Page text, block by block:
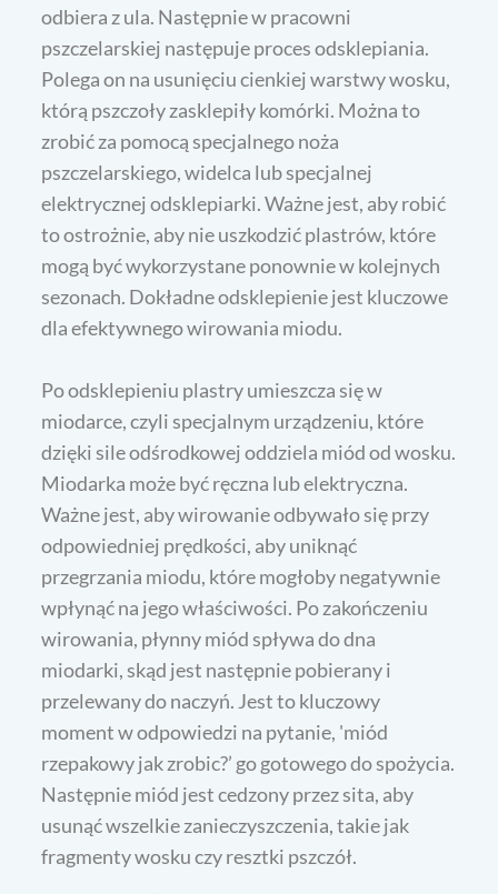
odbiera z ula. Następnie w pracowni
pszczelarskiej następuje proces odsklepiania.
Polega on na usunięciu cienkiej warstwy wosku,
którą pszczoły zasklepiły komórki. Można to
zrobić za pomocą specjalnego noża
pszczelarskiego, widelca lub specjalnej
elektrycznej odsklepiarki. Ważne jest, aby robić
to ostrożnie, aby nie uszkodzić plastrów, które
mogą być wykorzystane ponownie w kolejnych
sezonach. Dokładne odsklepienie jest kluczowe
dla efektywnego wirowania miodu.
Po odsklepieniu plastry umieszcza się w
miodarce, czyli specjalnym urządzeniu, które
dzięki sile odśrodkowej oddziela miód od wosku.
Miodarka może być ręczna lub elektryczna.
Ważne jest, aby wirowanie odbywało się przy
odpowiedniej prędkości, aby uniknąć
przegrzania miodu, które mogłoby negatywnie
wpłynąć na jego właściwości. Po zakończeniu
wirowania, płynny miód spływa do dna
miodarki, skąd jest następnie pobierany i
przelewany do naczyń. Jest to kluczowy
moment w odpowiedzi na pytanie, 'miód
rzepakowy jak zrobic?’ go gotowego do spożycia.
Następnie miód jest cedzony przez sita, aby
usunąć wszelkie zanieczyszczenia, takie jak
fragmenty wosku czy resztki pszczół.